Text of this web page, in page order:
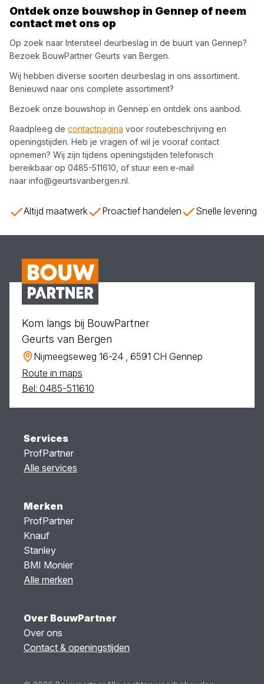
Ontdek onze bouwshop in Gennep of neem
contact met ons op
Op zoek naar Intersteel deurbeslag in de buurt van Gennep?
Bezoek BouwPartner Geurts van Bergen.
Wij hebben diverse soorten deurbeslag in ons assortiment.
Benieuwd naar ons complete assortiment?
Bezoek onze bouwshop in Gennep en ontdek ons aanbod.
Raadpleeg de contactpagina voor routebeschrijving en
openingstijden. Heb je vragen of wil je vooraf contact
opnemen? Wij zijn tijdens openingstijden telefonisch
bereikbaar op 0485-511610 , of stuur een e-mail
naar info@geurtsvanbergen.nl.
Altijd maatwerk Proactief handelen Snelle levering
Kom langs bij BouwPartner
Geurts van Bergen
Nijmeegseweg 16-24 , 6591 CH Gennep
Route in maps
Bel: 0485-511610
Services
ProfPartner
Alle services
Merken
ProfPartner
Knauf
Stanley
BMI Monier
Alle merken
Over BouwPartner
Over ons
Contact & openingstijden